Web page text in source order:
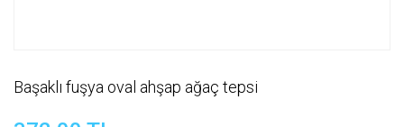
Başaklı fuşya oval ahşap ağaç tepsi